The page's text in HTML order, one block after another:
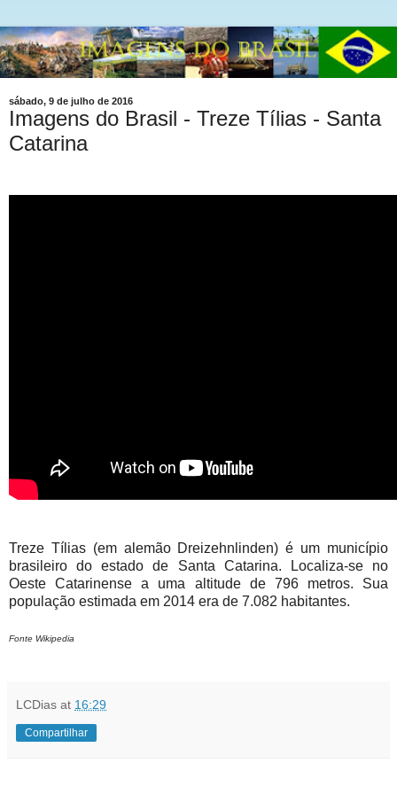
sábado, 9 de julho de 2016
Imagens do Brasil - Treze Tílias - Santa
Catarina
Treze Tílias (em alemão Dreizehnlinden) é um município
brasileiro do estado de Santa Catarina. Localiza-se no
Oeste Catarinense a uma altitude de 796 metros. Sua
população estimada em 2014 era de 7.082 habitantes.
Fonte Wikipedia
LCDias at 16:29
Compartilhar